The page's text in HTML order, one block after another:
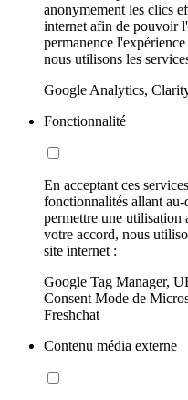
anonymement les clics
internet afin de pouvoir
permanence
nous utilisons les
Google Analytics,
Fonctionnalité
En acceptant ces
fonctionnalités allant au-
permettre une utilisation
votre accord, nous
site internet :
Google Tag Manager,
Consent Mode de
Freshchat
Contenu média externe